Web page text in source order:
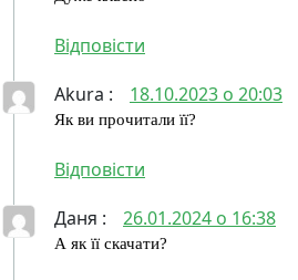
Відповіcти
Akura : 18.10.2023 о 20:03
Як ви прочитали її?
Відповіcти
Даня : 26.01.2024 о 16:38
А як її скачати?